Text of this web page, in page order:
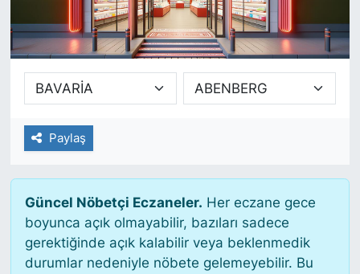
Paylaş
Güncel Nöbetçi Eczaneler. Her eczane gece
boyunca açık olmayabilir, bazıları sadece
gerektiğinde açık kalabilir veya beklenmedik
durumlar nedeniyle nöbete gelemeyebilir. Bu
SİYASET
SAĞLIK